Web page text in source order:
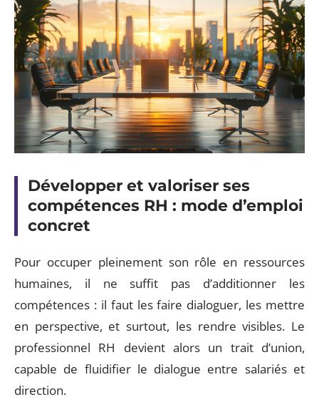
Développer et valoriser ses
compétences RH : mode d’emploi
concret
Pour occuper pleinement son rôle en ressources
humaines, il ne suffit pas d’additionner les
compétences : il faut les faire dialoguer, les mettre
en perspective, et surtout, les rendre visibles. Le
professionnel RH devient alors un trait d’union,
capable de fluidifier le dialogue entre salariés et
direction.